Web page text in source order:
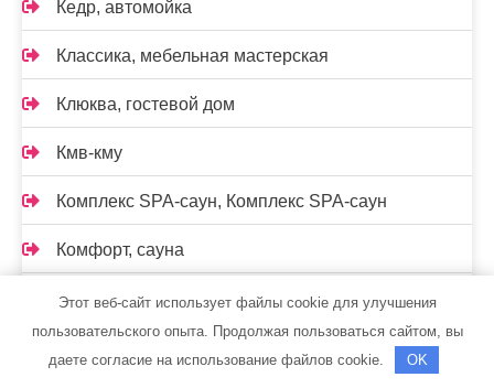
Кедр, автомойка
Классика, мебельная мастерская
Клюква, гостевой дом
Кмв-кму
Комплекс SPA-саун, Комплекс SPA-саун
Комфорт, сауна
Комфорт, сауна
Этот веб-сайт использует файлы cookie для улучшения
пользовательского опыта. Продолжая пользоваться сайтом, вы
даете согласие на использование файлов cookie.
OK